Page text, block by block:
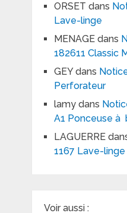
ORSET dans
Lave-linge
MENAGEdans
182611 Classic
GEYdans
Perforateur
lamydans
A1 Ponceuse à
LAGUERRE
1167 Lave-linge
Voir aussi :